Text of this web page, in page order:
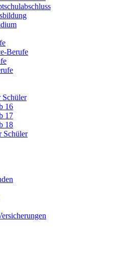
Berufe
Schüler
16
17
18
Schüler